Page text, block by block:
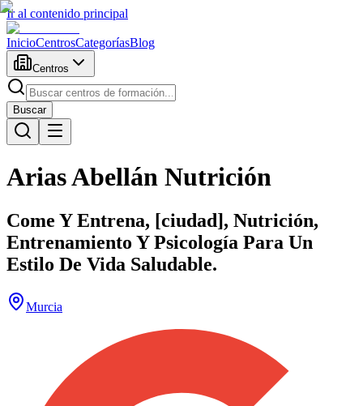
Ir al contenido principal
InicioCentrosCategoríasBlog
Centros
Buscar
Arias Abellán Nutrición
Come Y Entrena, [ciudad], Nutrición,
Entrenamiento Y Psicología Para Un
Estilo De Vida Saludable.
Murcia